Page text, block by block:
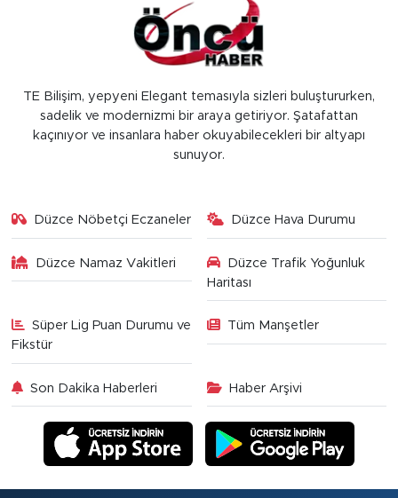
TE Bilişim, yepyeni Elegant temasıyla sizleri buluştururken,
sadelik ve modernizmi bir araya getiriyor. Şatafattan
kaçınıyor ve insanlara haber okuyabilecekleri bir altyapı
sunuyor.
Düzce Nöbetçi Eczaneler Düzce Hava Durumu
Düzce Namaz Vakitleri
Düzce Trafik Yoğunluk
Haritası
Süper Lig Puan Durumu ve
Fikstür
Tüm Manşetler
Son Dakika Haberleri Haber Arşivi